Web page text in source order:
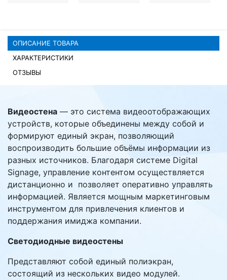
ОПИСАНИЕ ТОВАРА
ХАРАКТЕРИСТИКИ
ОТЗЫВЫ
Видеостена — это система видеоотображающих
устройств, которые объединены между собой и
формируют единый экран, позволяющий
воспроизводить большие объёмы информации из
разных источников. Благодаря системе Digital
Signage, управление контентом осуществляется
дистанционно и позволяет оперативно управлять
информацией. Является мощным маркетинговым
инструментом для привлечения клиентов и
поддержания имиджа компании.
Светодиодные видеостены
Представляют собой единый полиэкран,
состоящий из нескольких видео модулей.